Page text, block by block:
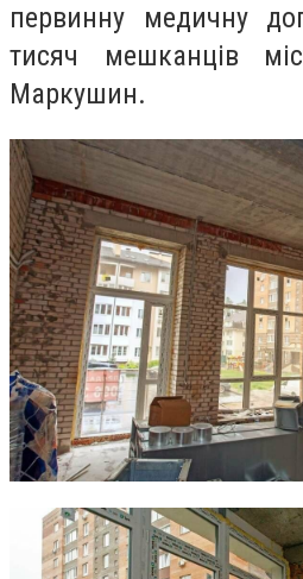
первинну медичну
тисяч мешканців
Маркушин.